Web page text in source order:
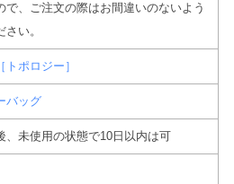
で、ご注文の際はお間違いのないよう
い。
トポロジー］
バッグ
、未使用の状態で10日以内は可